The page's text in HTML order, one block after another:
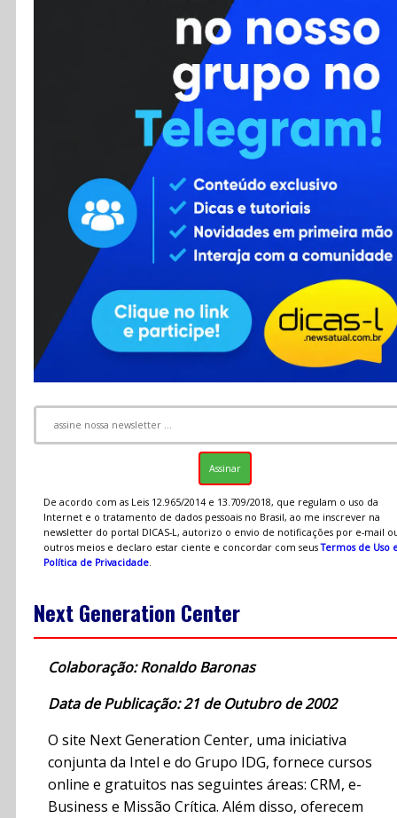
Enviar Dica
Contato
RSS
De acordo com as Leis 12.965/2014 e 13.709/2018, que regulam o uso da
Internet e o tratamento de dados pessoais no Brasil, ao me inscrever na
newsletter do portal DICAS-L, autorizo o envio de notificações por e-mail
outros meios e declaro estar ciente e concordar com seusTermos de Uso
Política de Privacidade.
Next Generation Center
Colaboração: Ronaldo Baronas
Data de Publicação: 21 de Outubro de 2002
O site Next Generation Center, uma iniciativa
conjunta da Intel e do Grupo IDG, fornece cursos
online e gratuitos nas seguintes áreas: CRM, e-
Business e Missão Crítica. Além disso, oferecem